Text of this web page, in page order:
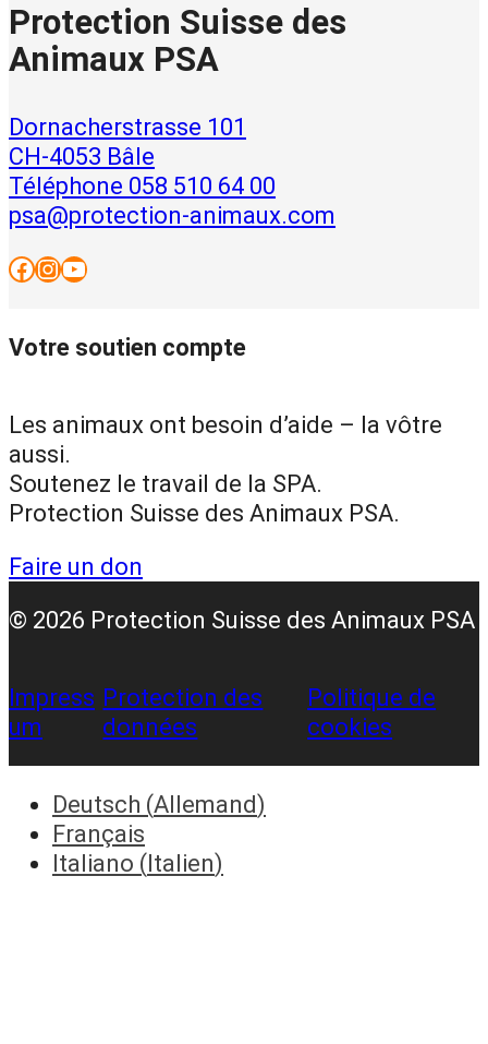
Protection Suisse des
Animaux PSA
Dornacherstrasse 101
CH-4053 Bâle
Téléphone 058 510 64 00
psa@protection-animaux.com
Facebook InstagramYouTube
Votre soutien compte
Les animaux ont besoin d’aide – la vôtre
aussi.
Soutenez le travail de la SPA.
Protection Suisse des Animaux PSA.
Faire un don
© 2026 Protection Suisse des Animaux PSA
Impress
um
Protection des
données
Politique de
cookies
Deutsch (Allemand)
Français
Italiano (Italien)